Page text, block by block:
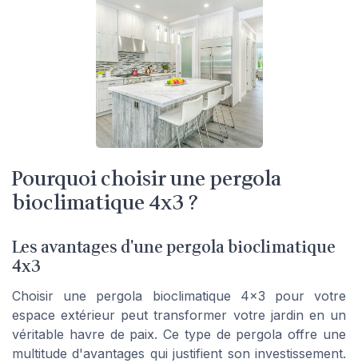
Pourquoi choisir une pergola
bioclimatique 4x3 ?
Les avantages d'une pergola bioclimatique
4x3
Choisir une pergola bioclimatique 4x3 pour votre
espace extérieur peut transformer votre jardin en un
véritable havre de paix. Ce type de pergola offre une
multitude d'avantages qui justifient son investissement.